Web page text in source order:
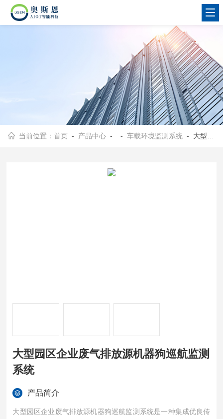
当前位置：首页 - 产品中心 - -车载环境监测系统 - 大型园区企业废气排放源机器狗巡航监测系统
大型园区企业废气排放源机器狗巡航监测
系统
产品简介
大型园区企业废气排放源机器狗巡航监测系统是一种集成优良传